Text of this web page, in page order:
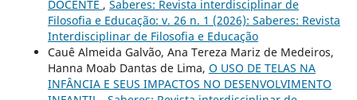
DOCENTE , Saberes: Revista interdisciplinar de
Filosofia e Educação: v. 26 n. 1 (2026): Saberes: Revista
Interdisciplinar de Filosofia e Educação
Cauê Almeida Galvão, Ana Tereza Mariz de Medeiros,
Hanna Moab Dantas de Lima, O USO DE TELAS NA
INFÂNCIA E SEUS IMPACTOS NO DESENVOLVIMENTO